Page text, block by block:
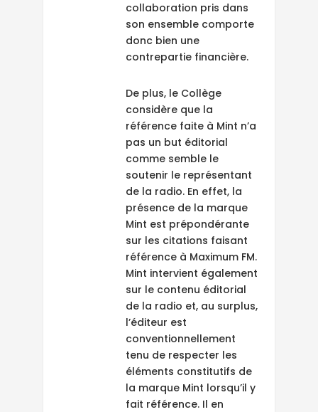
collaboration pris dans
son ensemble comporte
donc bien une
contrepartie financière.
De plus, le Collège
considère que la
référence faite à Mint n’a
pas un but éditorial
comme semble le
soutenir le représentant
de la radio. En effet, la
présence de la marque
Mint est prépondérante
sur les citations faisant
référence à Maximum FM.
Mint intervient également
sur le contenu éditorial
de la radio et, au surplus,
l’éditeur est
conventionnellement
tenu de respecter les
éléments constitutifs de
la marque Mint lorsqu’il y
fait référence. Il en